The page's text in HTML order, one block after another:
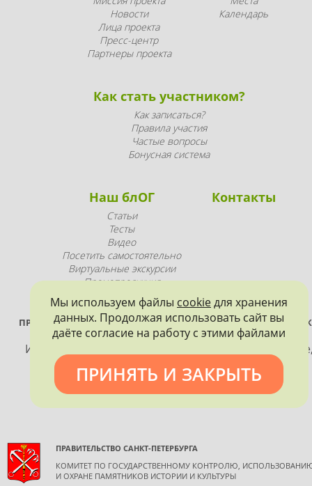
Новости
Лица проекта
Пресс-центр
Партнеры проекта
Календарь
Как стать участником?
Как записаться?
Правила участия
Частые вопросы
Бонусная система
Наш блОГ
Статьи
Тесты
Видео
Посетить самостоятельно
Виртуальные экскурсии
Промопродукция
Контакты
ПРОЕКТ РЕАЛИЗУЕТСЯ ПРИ ПОДДЕРЖКЕ ПРАВИТЕЛЬСТВА
ПЕТЕРБУРГА
Использование материалов, размещенных на
допускается только с согласия правообладателя и
обязательной ссылкой на источник информации.
ПРАВИТЕЛЬСТВО САНКТ-ПЕТЕРБУРГА
КОМИТЕТ ПО ГОСУДАРСТВЕННОМУ КОНТРОЛЮ,
И ОХРАНЕ ПАМЯТНИКОВ ИСТОРИИ И КУЛЬТУРЫ
Мы используем файлы cookieдля хранения
данных. Продолжая использовать сайт вы
даёте согласие на работу с этими файлами
ПРИНЯТЬ И ЗАКРЫТЬ